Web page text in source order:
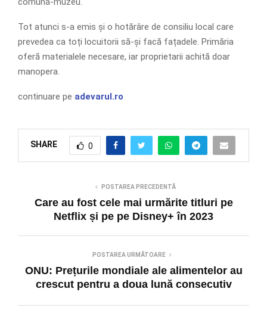
Tot atunci s-a emis și o hotărâre de consiliu local care
prevedea ca toți locuitorii să-și facă fațadele. Primăria
oferă materialele necesare, iar proprietarii achită doar
manopera.
continuare pe adevarul.ro
SHARE 0
POSTAREA PRECEDENTĂ
Care au fost cele mai urmărite titluri pe
Netflix și pe pe Disney+ în 2023
POSTAREA URMĂTOARE
ONU: Prețurile mondiale ale alimentelor au
crescut pentru a doua lună consecutiv